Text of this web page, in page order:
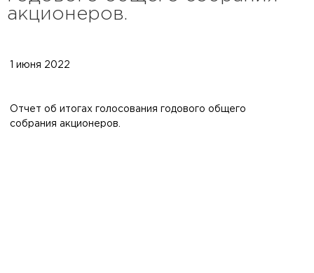
акционеров.
1 июня 2022
Отчет об итогах голосования годового общего
собрания акционеров.